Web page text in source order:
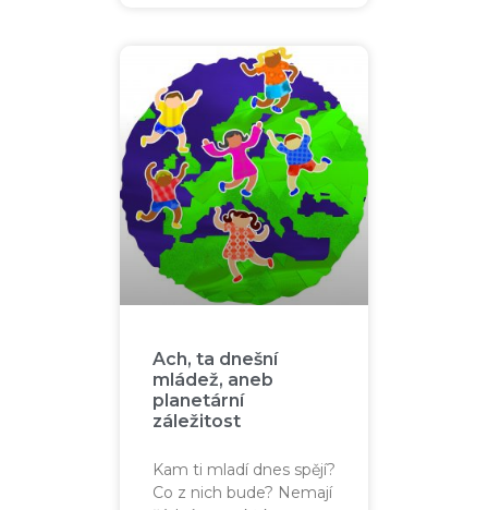
Ach, ta dnešní
mládež, aneb
planetární
záležitost
Kam ti mladí dnes spějí?
Co z nich bude? Nemají